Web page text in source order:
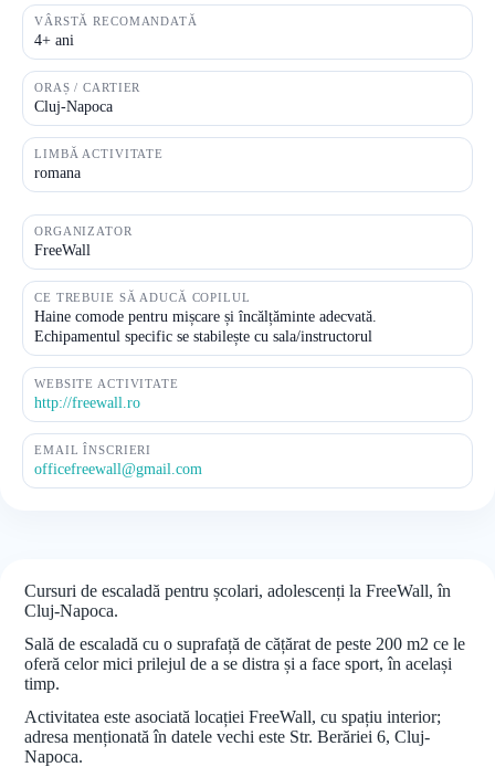
VÂRSTĂ RECOMANDATĂ
4+ ani
ORAȘ / CARTIER
Cluj-Napoca
LIMBĂ ACTIVITATE
romana
ORGANIZATOR
FreeWall
CE TREBUIE SĂ ADUCĂ COPILUL
Haine comode pentru mișcare și încălțăminte adecvată.
Echipamentul specific se stabilește cu sala/instructorul
WEBSITE ACTIVITATE
http://freewall.ro
EMAIL ÎNSCRIERI
officefreewall@gmail.com
Cursuri de escaladă pentru școlari, adolescenți la FreeWall, în
Cluj-Napoca.
Sală de escaladă cu o suprafață de cățărat de peste 200 m2 ce le
oferă celor mici prilejul de a se distra și a face sport, în același
timp.
Activitatea este asociată locației FreeWall, cu spațiu interior;
adresa menționată în datele vechi este Str. Berăriei 6, Cluj-
Napoca.